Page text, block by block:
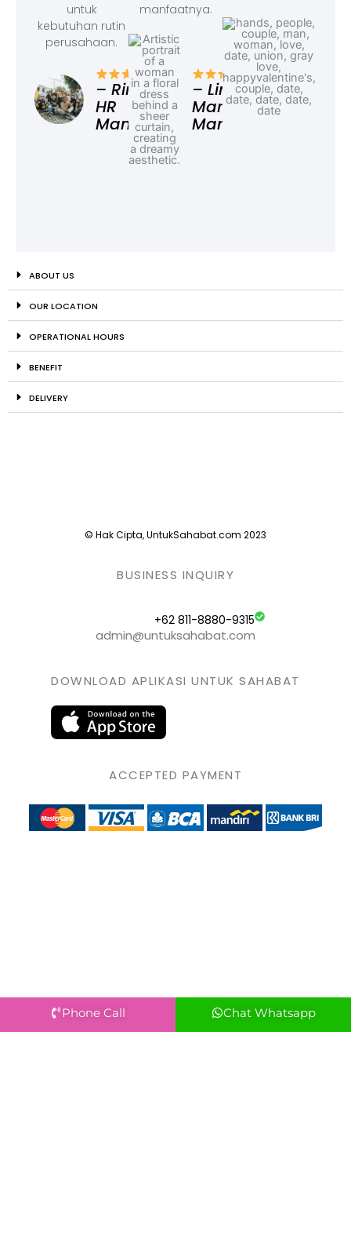
untuk
kebutuhan rutin
perusahaan.
– Rina,
HR
Manager
manfaatnya.
– Linda,
Marketing
Manager
ABOUT US
OUR LOCATION
OPERATIONAL HOURS
BENEFIT
DELIVERY
© Hak Cipta, UntukSahabat.com 2023
BUSINESS INQUIRY
+62 811-8880-9315
admin@untuksahabat.com
DOWNLOAD APLIKASI UNTUK SAHABAT
ACCEPTED PAYMENT
Phone Call Chat Whatsapp